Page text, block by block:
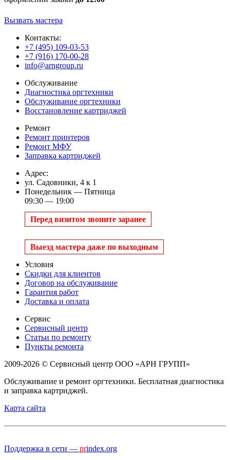
Вызвать мастера
Контакты:
+7 (495) 109-03-53
+7 (916) 170-00-28
info@arngroup.ru
Обслуживание
Диагностика оргтехники
Обслуживание оргтехники
Восстановление картриджей
Ремонт
Ремонт принтеров
Ремонт МФУ
Заправка картриджей
Адрес:
ул. Садовники, 4 к 1
Понедельник — Пятница
09:30 — 19:00
Перед визитом звоните заранее
Выезд мастера даже по выходным
Условия
Скидки для клиентов
Договор на обслуживание
Гарантия работ
Доставка и оплата
Сервис
Сервисный центр
Статьи по ремонту
Пункты ремонта
2009-2026 © Сервисный центр ООО «АРН ГРУПП»
Обслуживание и ремонт оргтехники. Бесплатная диагностика
и заправка картриджей.
Карта сайта
Поддержка в сети — prindex.org